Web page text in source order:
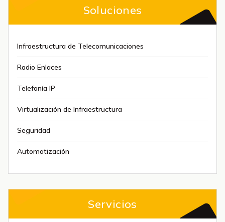
Soluciones
Infraestructura de Telecomunicaciones
Radio Enlaces
Telefonía IP
Virtualización de Infraestructura
Seguridad
Automatización
Servicios